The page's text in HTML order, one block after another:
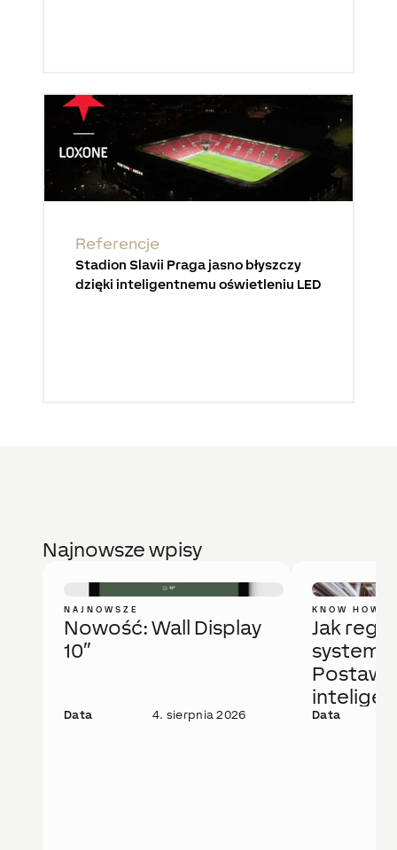
Referencje
Stadion Slavii Praga jasno błyszczy
dzięki inteligentnemu oświetleniu LED
Najnowsze wpisy
NAJNOWSZE
Nowość: Wall Display
10″
Data 4. sierpnia 2026
KNOW HOW
Jak
system
Postaw
Data